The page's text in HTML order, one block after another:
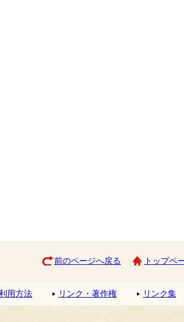
前のページへ戻る トップペ
用方法 リンク・著作権 リンク集